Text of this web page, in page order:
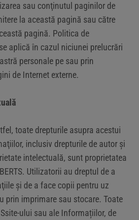
sau conţinutul paginilor de
la această pagină sau către
pagină. Politica de
aplică în cazul niciunei prelucrări
personale pe sau prin
de Internet externe.
toate drepturile asupra acestui
inclusiv drepturile de autor şi
intelectuală, sunt proprietatea
Utilizatorii au dreptul de a
şi de a face copii pentru uz
prin imprimare sau stocare. Toate
ului sau ale Informațiilor, de